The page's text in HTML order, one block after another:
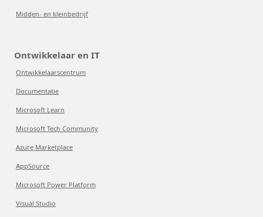
Midden- en kleinbedrijf
Ontwikkelaar en IT
Ontwikkelaarscentrum
Documentatie
Microsoft Learn
Microsoft Tech Community
Azure Marketplace
AppSource
Microsoft Power Platform
Visual Studio